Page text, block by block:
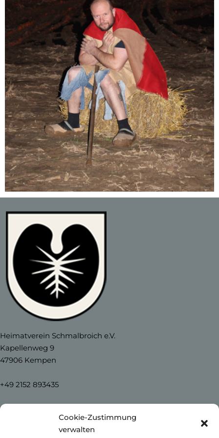
Cookie-Zustimmung
verwalten
Heimatverein Schmalbroich e.V.
Kapellenweg 9
47906 Kempen
+49 2152 893435
info@heimatverein-schmalbroich.de